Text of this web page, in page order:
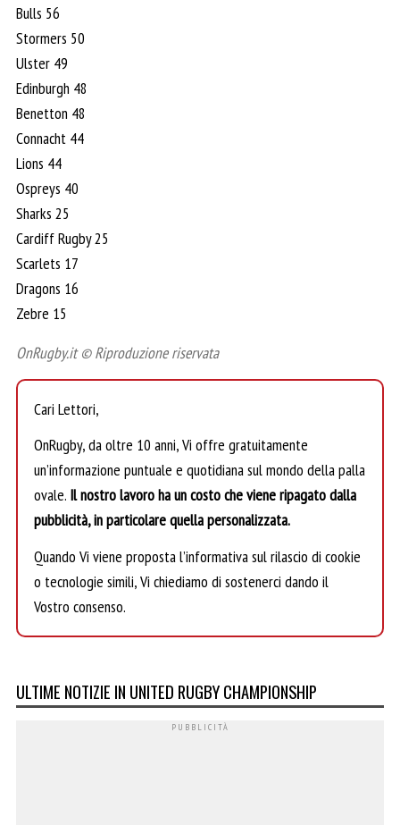
Bulls 56
Stormers 50
Ulster 49
Edinburgh 48
Benetton 48
Connacht 44
Lions 44
Ospreys 40
Sharks 25
Cardiff Rugby 25
Scarlets 17
Dragons 16
Zebre 15
OnRugby.it © Riproduzione riservata
Cari Lettori,
OnRugby, da oltre 10 anni, Vi offre gratuitamente
un’informazione puntuale e quotidiana sul mondo della palla
ovale. Il nostro lavoro ha un costo che viene ripagato dalla
pubblicità, in particolare quella personalizzata.
Quando Vi viene proposta l’informativa sul rilascio di cookie
o tecnologie simili, Vi chiediamo di sostenerci dando il
Vostro consenso.
ULTIME NOTIZIE IN UNITED RUGBY CHAMPIONSHIP